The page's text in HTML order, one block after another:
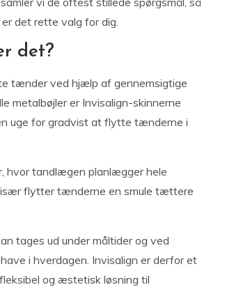
det rette valg for dig.
det?
tænder ved hjælp af gennemsigtige
metalbøjler er Invisalign-skinnerne
uge for gradvist at flytte tænderne i
hvor tandlægen planlægger hele
især flytter tænderne en smule tættere
tages ud under måltider og ved
i hverdagen. Invisalign er derfor et
og æstetisk løsning til